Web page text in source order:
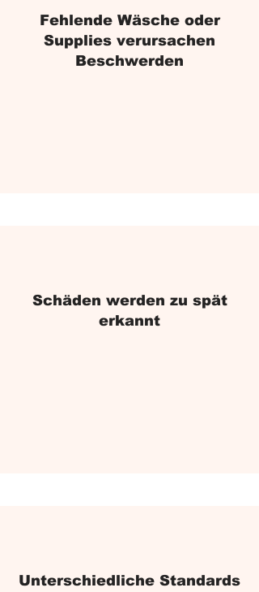
Fehlende Wäsche oder
Supplies verursachen
Beschwerden
Schäden werden zu spät
erkannt
Unterschiedliche Standards